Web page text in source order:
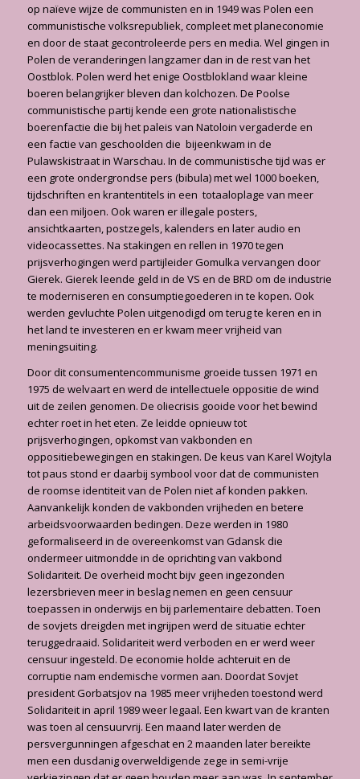
op naïeve wijze de communisten en in 1949 was Polen een
communistische volksrepubliek, compleet met planeconomie
en door de staat gecontroleerde pers en media. Wel gingen in
Polen de veranderingen langzamer dan in de rest van het
Oostblok. Polen werd het enige Oostblokland waar kleine
boeren belangrijker bleven dan kolchozen. De Poolse
communistische partij kende een grote nationalistische
boerenfactie die bij het paleis van Natoloin vergaderde en
een factie van geschoolden die bijeenkwam in de
Pulawskistraat in Warschau. In de communistische tijd was er
een grote ondergrondse pers (bibula) met wel 1000 boeken,
tijdschriften en krantentitels in een totaaloplage van meer
dan een miljoen. Ook waren er illegale posters,
ansichtkaarten, postzegels, kalenders en later audio en
videocassettes. Na stakingen en rellen in 1970 tegen
prijsverhogingen werd partijleider Gomulka vervangen door
Gierek. Gierek leende geld in de VS en de BRD om de industrie
te moderniseren en consumptiegoederen in te kopen. Ook
werden gevluchte Polen uitgenodigd om terug te keren en in
het land te investeren en er kwam meer vrijheid van
meningsuiting.
Door dit consumentencommunisme groeide tussen 1971 en
1975 de welvaart en werd de intellectuele oppositie de wind
uit de zeilen genomen. De oliecrisis gooide voor het bewind
echter roet in het eten. Ze leidde opnieuw tot
prijsverhogingen, opkomst van vakbonden en
oppositiebewegingen en stakingen. De keus van Karel Wojtyla
tot paus stond er daarbij symbool voor dat de communisten
de roomse identiteit van de Polen niet af konden pakken.
Aanvankelijk konden de vakbonden vrijheden en betere
arbeidsvoorwaarden bedingen. Deze werden in 1980
geformaliseerd in de overeenkomst van Gdansk die
ondermeer uitmondde in de oprichting van vakbond
Solidariteit. De overheid mocht bijv geen ingezonden
lezersbrieven meer in beslag nemen en geen censuur
toepassen in onderwijs en bij parlementaire debatten. Toen
de sovjets dreigden met ingrijpen werd de situatie echter
teruggedraaid. Solidariteit werd verboden en er werd weer
censuur ingesteld. De economie holde achteruit en de
corruptie nam endemische vormen aan. Doordat Sovjet
president Gorbatsjov na 1985 meer vrijheden toestond werd
Solidariteit in april 1989 weer legaal. Een kwart van de kranten
was toen al censuurvrij. Een maand later werden de
persvergunningen afgeschat en 2 maanden later bereikte
men een dusdanig overweldigende zege in semi-vrije